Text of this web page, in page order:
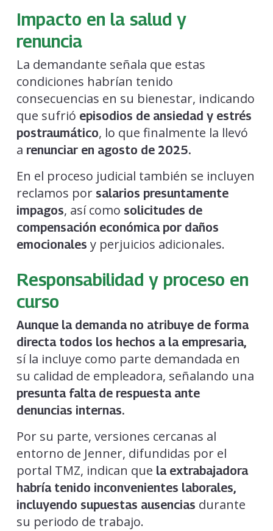
Impacto en la salud y
renuncia
La demandante señala que estas
condiciones habrían tenido
consecuencias en su bienestar, indicando
que sufrió episodios de ansiedad y estrés
postraumático, lo que finalmente la llevó
a renunciar en agosto de 2025.
En el proceso judicial también se incluyen
reclamos por salarios presuntamente
impagos, así como solicitudes de
compensación económica por daños
emocionales y perjuicios adicionales.
Responsabilidad y proceso en
curso
Aunque la demanda no atribuye de forma
directa todos los hechos a la empresaria,
sí la incluye como parte demandada en
su calidad de empleadora, señalando una
presunta falta de respuesta ante
denuncias internas.
Por su parte, versiones cercanas al
entorno de Jenner, difundidas por el
portal TMZ, indican que la extrabajadora
habría tenido inconvenientes laborales,
incluyendo supuestas ausencias durante
su periodo de trabajo.